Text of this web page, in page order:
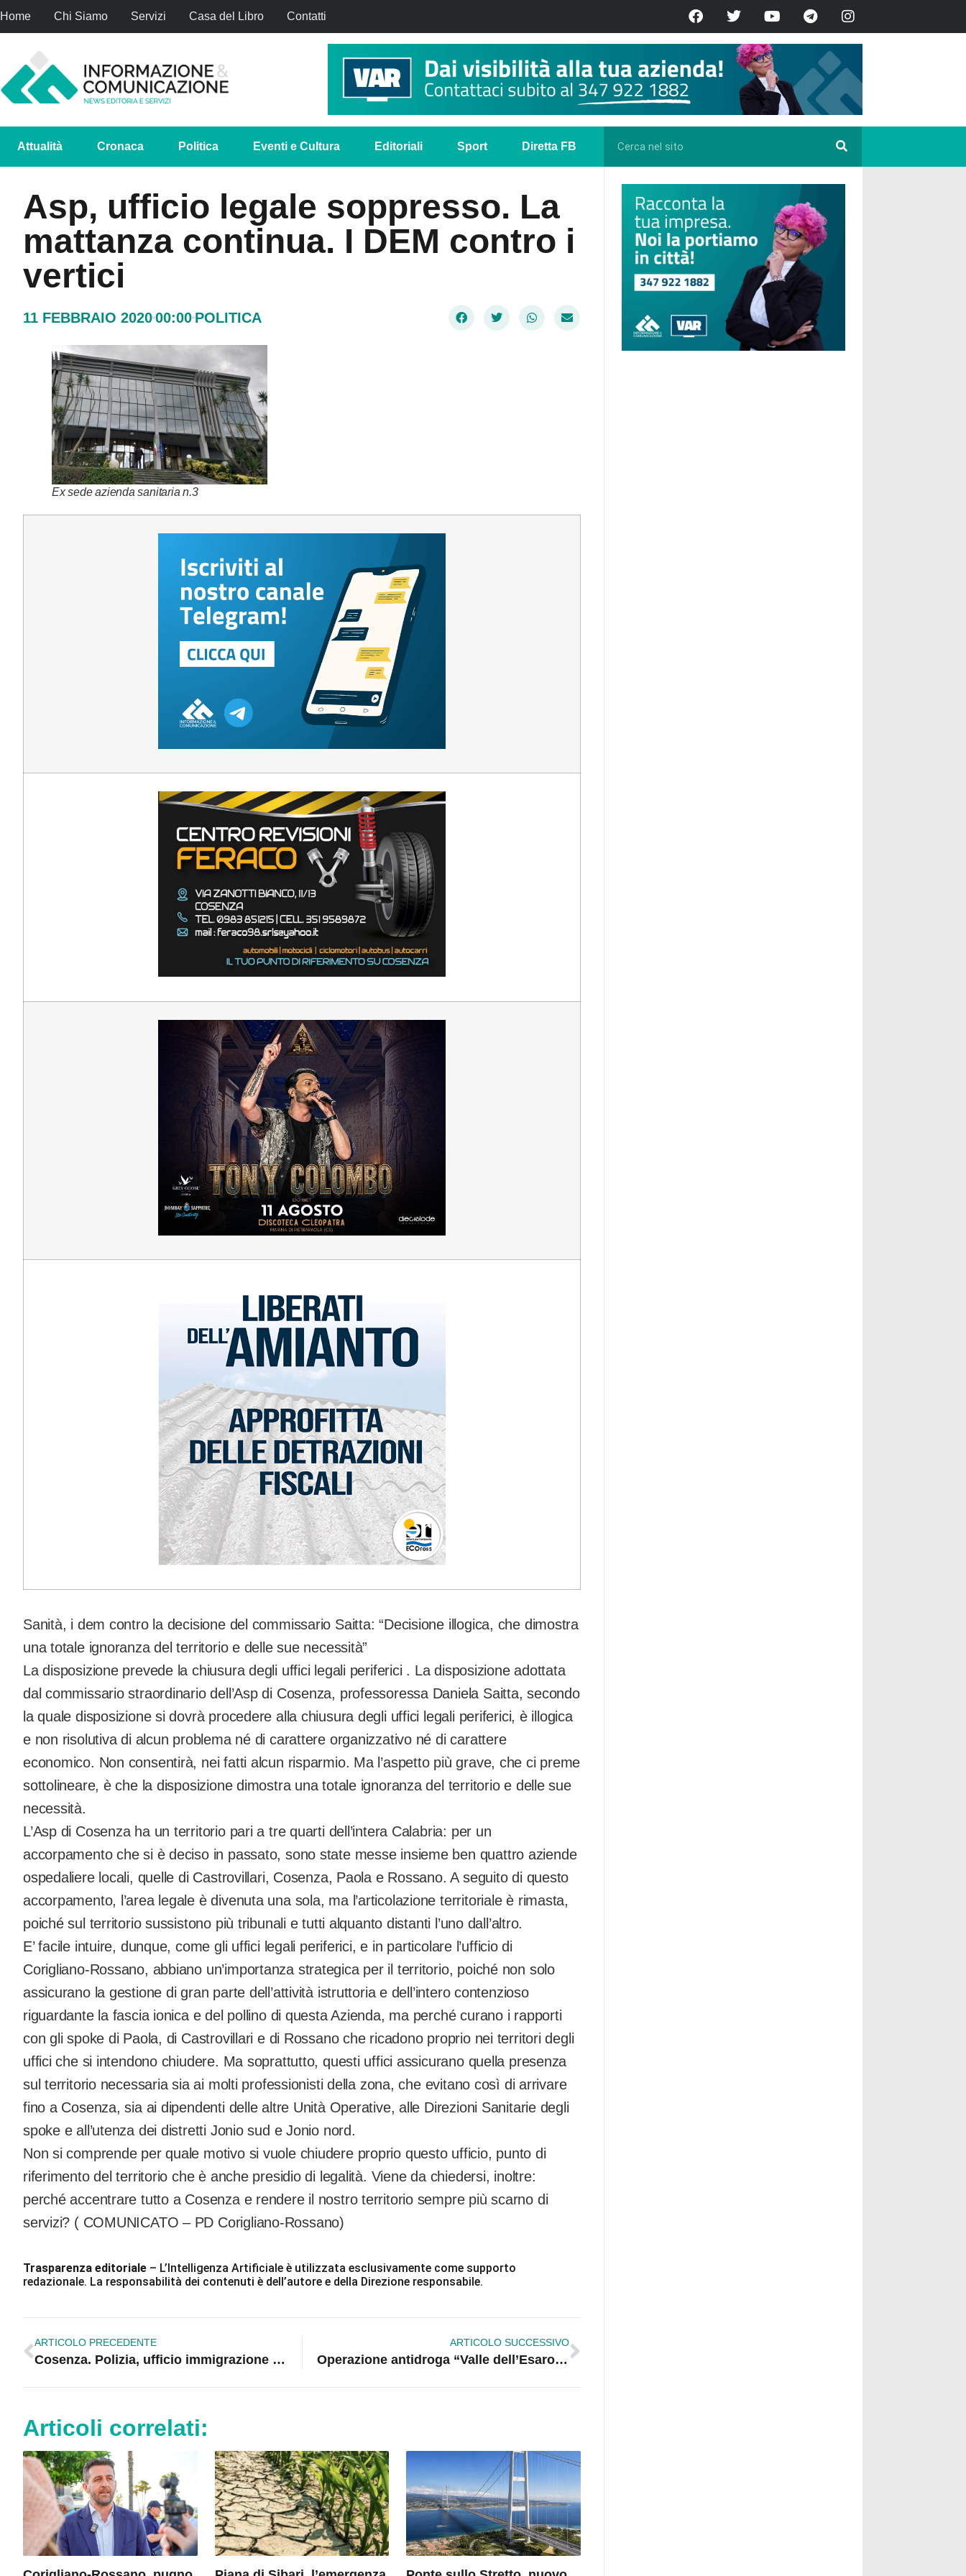
Home Chi Siamo Servizi Casa del Libro Contatti
Attualità Cronaca Politica Eventi e Cultura Editoriali Sport Diretta FB
Asp, ufficio legale soppresso. La
mattanza continua. I DEM contro i
vertici
11 FEBBRAIO 202000:00 POLITICA
Ex sede azienda sanitaria n.3
Sanità, i dem contro la decisione del commissario Saitta: “Decisione illogica, che dimostra
una totale ignoranza del territorio e delle sue necessità”
La disposizione prevede la chiusura degli uffici legali periferici . La disposizione adottata
dal commissario straordinario dell’Asp di Cosenza, professoressa Daniela Saitta, secondo
la quale disposizione si dovrà procedere alla chiusura degli uffici legali periferici, è illogica
e non risolutiva di alcun problema né di carattere organizzativo né di carattere
economico. Non consentirà, nei fatti alcun risparmio. Ma l’aspetto più grave, che ci preme
sottolineare, è che la disposizione dimostra una totale ignoranza del territorio e delle sue
necessità.
L’Asp di Cosenza ha un territorio pari a tre quarti dell’intera Calabria: per un
accorpamento che si è deciso in passato, sono state messe insieme ben quattro aziende
ospedaliere locali, quelle di Castrovillari, Cosenza, Paola e Rossano. A seguito di questo
accorpamento, l’area legale è divenuta una sola, ma l’articolazione territoriale è rimasta,
poiché sul territorio sussistono più tribunali e tutti alquanto distanti l’uno dall’altro.
E’ facile intuire, dunque, come gli uffici legali periferici, e in particolare l’ufficio di
Corigliano-Rossano, abbiano un’importanza strategica per il territorio, poiché non solo
assicurano la gestione di gran parte dell’attività istruttoria e dell’intero contenzioso
riguardante la fascia ionica e del pollino di questa Azienda, ma perché curano i rapporti
con gli spoke di Paola, di Castrovillari e di Rossano che ricadono proprio nei territori degli
uffici che si intendono chiudere. Ma soprattutto, questi uffici assicurano quella presenza
sul territorio necessaria sia ai molti professionisti della zona, che evitano così di arrivare
fino a Cosenza, sia ai dipendenti delle altre Unità Operative, alle Direzioni Sanitarie degli
spoke e all’utenza dei distretti Jonio sud e Jonio nord.
Non si comprende per quale motivo si vuole chiudere proprio questo ufficio, punto di
riferimento del territorio che è anche presidio di legalità. Viene da chiedersi, inoltre:
perché accentrare tutto a Cosenza e rendere il nostro territorio sempre più scarno di
servizi? ( COMUNICATO – PD Corigliano-Rossano)
Trasparenza editoriale – L’Intelligenza Artificiale è utilizzata esclusivamente come supporto
redazionale. La responsabilità dei contenuti è dell’autore e della Direzione responsabile.
ARTICOLO PRECEDENTE
Cosenza. Polizia, ufficio immigrazione a rischio malattie infettive
ARTICOLO SUCCESSIVO
Operazione antidroga “Valle dell’Esaro”. Colpito il clan Presta, emesse 45 misure
Articoli correlati: